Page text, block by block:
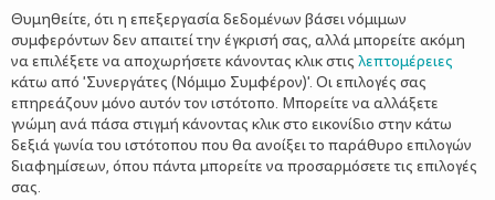
Θυμηθείτε, ότι η επεξεργασία δεδομένων βάσει νόμιμων
συμφερόντων δεν απαιτεί την έγκρισή σας, αλλά μπορείτε ακόμη
να επιλέξετε να αποχωρήσετε κάνοντας κλικ στις λεπτομέρειες
κάτω από 'Συνεργάτες (Νόμιμο Συμφέρον)'. Οι επιλογές σας
επηρεάζουν μόνο αυτόν τον ιστότοπο. Μπορείτε να αλλάξετε
γνώμη ανά πάσα στιγμή κάνοντας κλικ στο εικονίδιο στην κάτω
δεξιά γωνία του ιστότοπου που θα ανοίξει το παράθυρο επιλογών
διαφημίσεων, όπου πάντα μπορείτε να προσαρμόσετε τις επιλογές
σας.